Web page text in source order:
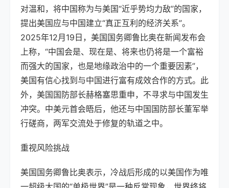
对温和，将中国称为与美国“近乎势均力敌”的国家，
提出美国应与中国建立“真正互利的经济关系”。
2025年12月19日，美国国务卿鲁比奥在新闻发布会
上称，“中国会是、现在是、将来也仍将是一个富裕
而强大的国家，也是地缘政治中的一个重要因素”，
美国有信心找到与中国进行富有成效合作的方式。此
外，美国国防部长赫格塞思重申，不寻求与中国发生
冲突。中美元首会晤后，他还与中国国防部长董军举
行磋商，两军交流处于修复的轨道之中。
重视风险挑战
美国国务卿鲁比奥表示，冷战后形成的以美国作为唯